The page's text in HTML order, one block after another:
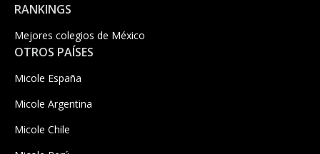
RANKINGS
Mejores colegios de México
OTROS PAÍSES
Micole España
Micole Argentina
Micole Chile